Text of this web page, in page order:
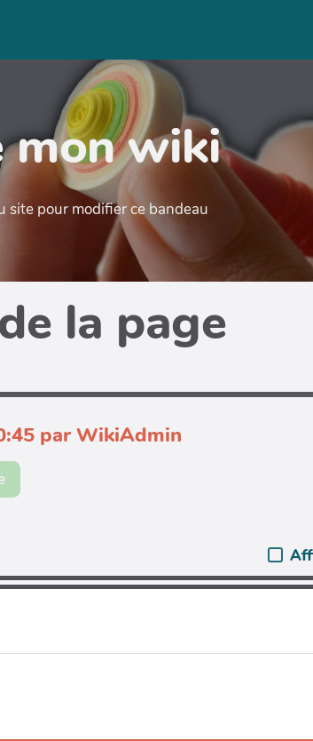
mon wiki
site pour modifier ce bandeau
la page
par WikiAdmin